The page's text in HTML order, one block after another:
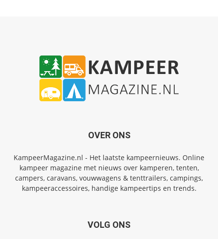
OVER ONS
KampeerMagazine.nl - Het laatste kampeernieuws. Online
kampeer magazine met nieuws over kamperen, tenten,
campers, caravans, vouwwagens & tenttrailers, campings,
kampeeraccessoires, handige kampeertips en trends.
VOLG ONS